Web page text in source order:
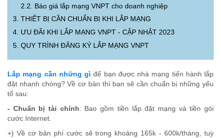
2.2. Báo giá lắp mạng VNPT cho doanh nghiệp
3. THIẾT BỊ CẦN CHUẨN BỊ KHI LẮP MẠNG
4. ƯU ĐÃI KHI LẮP MẠNG VNPT - CẬP NHẬT 2023
5. QUY TRÌNH ĐĂNG KÝ LẮP MẠNG VNPT
Lắp mạng cần những gì để bạn được nhà mạng tiến hành lắp
đặt nhanh chóng? Về cơ bản thì bạn sẽ cần chuẩn bị những yếu
tố sau:
- Chuẩn bị tài chính: Bao gồm tiền lắp đặt mạng và tiền gói
cước Internet.
+) Về cơ bản phí cước sẽ trong khoảng 165k - 600k/tháng, tuỳ